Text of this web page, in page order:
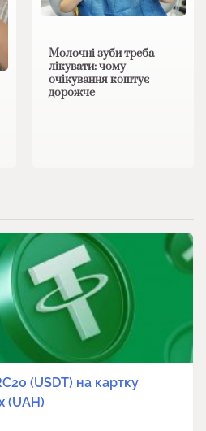
Молочні зуби треба
лікувати: чому
очікування коштує
дорожче
(USDT) на картку
(UAH)